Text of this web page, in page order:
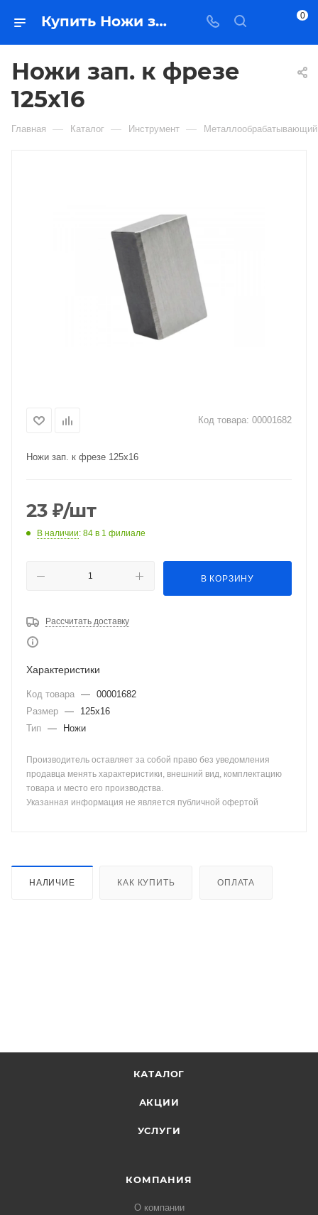
Купить Ножи зап. к фрезе 125x16 в Якутске — цена, характеристики, подбор | Востоктехторг 0
Ножи зап. к фрезе
125x16
Главная — Каталог — Инструмент — Металлообрабатывающий
Код товара: 00001682
Ножи зап. к фрезе 125x16
23 ₽/шт
В наличии: 84 в 1 филиале
В КОРЗИНУ
Рассчитать доставку
Характеристики
Код товара — 00001682
Размер —
125х16
Тип
— Ножи
Производитель оставляет за собой право без уведомления
продавца менять характеристики, внешний вид, комплектацию
товара и место его производства.
Указанная информация не является публичной офертой
НАЛИЧИЕ КАК КУПИТЬ ОПЛАТА
КАТАЛОГ
АКЦИИ
УСЛУГИ
КОМПАНИЯ
О компании